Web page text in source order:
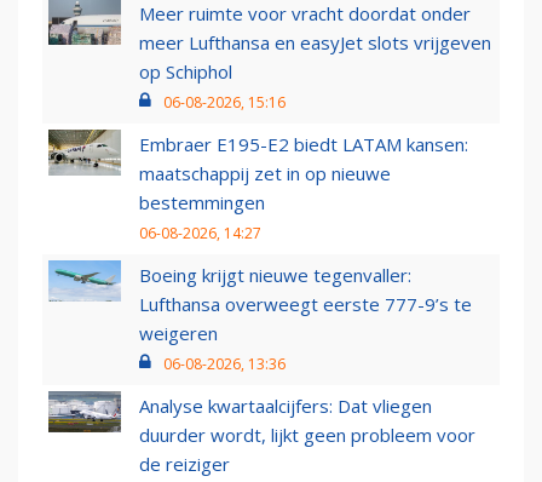
Meer ruimte voor vracht doordat onder
meer Lufthansa en easyJet slots vrijgeven
op Schiphol
06-08-2026, 15:16
Embraer E195-E2 biedt LATAM kansen:
maatschappij zet in op nieuwe
bestemmingen
06-08-2026, 14:27
Boeing krijgt nieuwe tegenvaller:
Lufthansa overweegt eerste 777-9’s te
weigeren
06-08-2026, 13:36
Analyse kwartaalcijfers: Dat vliegen
duurder wordt, lijkt geen probleem voor
de reiziger